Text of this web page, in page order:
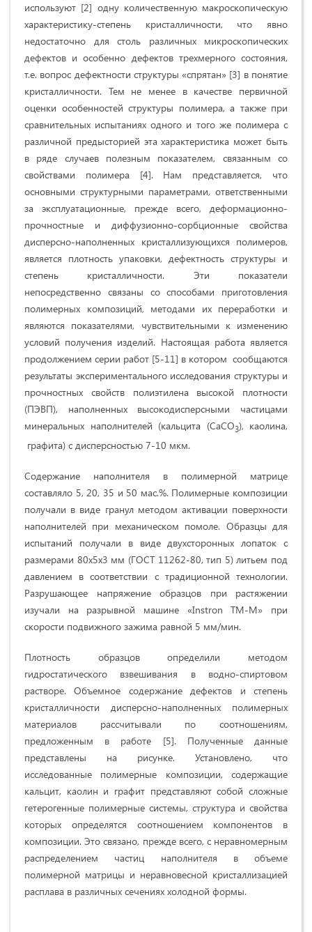
используют [2] одну количественную макроскопическую
характеристику-степень кристалличности, что явно
недостаточно для столь различных микроскопических
дефектов и особенно дефектов трехмерного состояния,
т.е. вопрос дефектности структуры «спрятан» [3] в понятие
кристалличности. Тем не менее в качестве первичной
оценки особенностей структуры полимера, а также при
сравнительных испытаниях одного и того же полимера с
различной предысторией эта характеристика может быть
в ряде случаев полезным показателем, связанным со
свойствами полимера [4]. Нам представляется, что
основными структурными параметрами, ответственными
за эксплуатационные, прежде всего, деформационно-
прочностные и диффузионно-сорбционные свойства
дисперсно-наполненных кристаллизующихся полимеров,
является плотность упаковки, дефектность структуры и
степень кристалличности. Эти показатели
непосредственно связаны со способами приготовления
полимерных композиций, методами их переработки и
являются показателями, чувствительными к изменению
условий получения изделий. Настоящая работа является
продолжением серии работ [5-11] в котором сообщаются
результаты экспериментального исследования структуры и
прочностных свойств полиэтилена высокой плотности
(ПЭВП), наполненных высокодисперсными частицами
минеральных наполнителей (кальцита (СаСО3), каолина,
графита) с дисперсностью 7-10 мкм.
Содержание наполнителя в полимерной матрице
составляло 5, 20, 35 и 50 мас.%. Полимерные композиции
получали в виде гранул методом активации поверхности
наполнителей при механическом помоле. Образцы для
испытаний получали в виде двухсторонных лопаток с
размерами 80х5х3 мм (ГОСТ 11262-80, тип 5) литьем под
давлением в соответствии с традиционной технологии.
Разрушающее напряжение образцов при растяжении
изучали на разрывной машине «Instron ТМ-М» при
скорости подвижного зажима равной 5 мм/мин.
Плотность образцов определили методом
гидростатического взвешивания в водно-спиртовом
растворе. Объемное содержание дефектов и степень
кристалличности дисперсно-наполненных полимерных
материалов рассчитывали по соотношениям,
предложенным в работе [5]. Полученные данные
представлены на рисунке. Установлено, что
исследованные полимерные композиции, содержащие
кальцит, каолин и графит представляют собой сложные
гетерогенные полимерные системы, структура и свойства
которых определятся соотношением компонентов в
композиции. Это связано, прежде всего, с неравномерным
распределением частиц наполнителя в объеме
полимерной матрицы и неравновесной кристаллизацией
расплава в различных сечениях холодной формы.